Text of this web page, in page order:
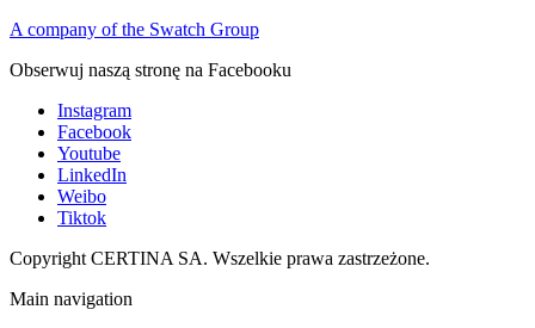
A company of the Swatch Group
Obserwuj naszą stronę na Facebooku
Instagram
Facebook
Youtube
LinkedIn
Weibo
Tiktok
Copyright CERTINA SA. Wszelkie prawa zastrzeżone.
Main navigation